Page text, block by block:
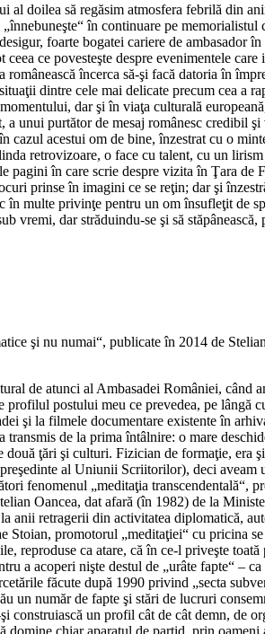
doilea să regăsim atmosfera febrilă din
în continuare pe
foarte bogatei cariere de ambasador
ce povesteşte despre evenimentele
încerca să-şi facă datoria în
dintre cele mai delicate precum cea a
dar şi în viaţa culturală
unui purtător de mesaj românesc credibil
acestui om de bine, înzestrat cu o
retrovizoare, o face cu talent, cu un
pagini în care scrie despre vizita în Ţara
prinse în imagini ce se reţin; dar şi
multe privinţe pentru un om însufleţit de
vremi, dar străduindu-se şi să
şi nu numai“, publicate în 2014 de
de atunci al Ambasadei României, când
postului meu ce prevedea, pe lângă
şi la filmele documentare existente în
de la prima întâlnire: o mare
ţări şi culturi. Fizician de formaţie, era
al Uniunii Scriitorilor), deci
fenomenul „meditaţia transcendentală“,
Oancea, dat afară (în 1982) de la
retragerii din activitatea diplomatică,
promotorul „meditaţiei“ cu pricina
reproduse ca atare, că în ce-l priveşte
a acoperi nişte destul de „urâte fapte“ –
făcute după 1990 privind „secta
un număr de fapte şi stări de lucruri
un profil cât de cât demn, de